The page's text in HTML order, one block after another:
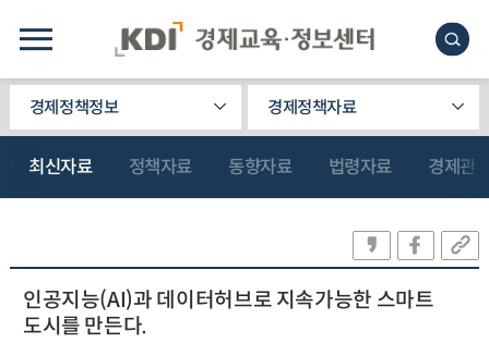
경제정책정보 경제정책자료
최신자료 정책자료 동향자료 법령자료 경제관
인공지능(AI)과 데이터허브로 지속가능한 스마트
도시를 만든다.